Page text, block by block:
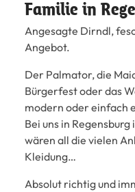
Familie in
Angesagte Dirndl,
Angebot.
Der Palmator, die
Bürgerfest oder das
modern oder einfach
Bei uns in
wären all die vielen
Kleidung…
Absolut richtig und